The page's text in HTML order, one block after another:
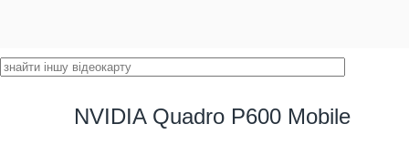
NVIDIA Quadro P600 Mobile